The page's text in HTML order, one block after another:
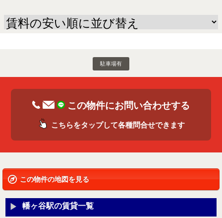
駐車場有
この物件にお問い合わせする
こちらをタップして各種問合せできます
この物件の地図を見る
幡ヶ谷駅の賃貸一覧